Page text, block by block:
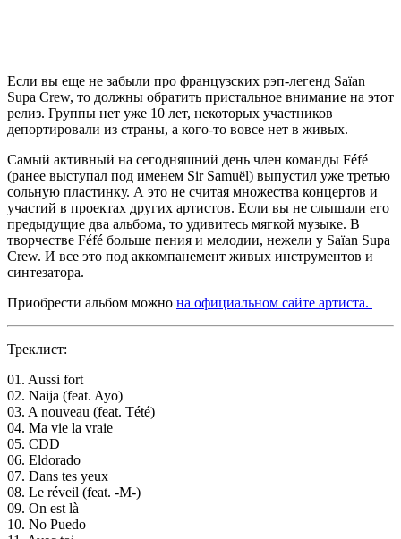
Если вы еще не забыли про французских рэп-легенд Saïan
Supa Crew, то должны обратить пристальное внимание на этот
релиз. Группы нет уже 10 лет, некоторых участников
депортировали из страны, а кого-то вовсе нет в живых.
Самый активный на сегодняшний день член команды Féfé
(ранее выступал под именем Sir Samuël) выпустил уже третью
сольную пластинку. А это не считая множества концертов и
участий в проектах других артистов. Если вы не слышали его
предыдущие два альбома, то удивитесь мягкой музыке. В
творчестве Féfé больше пения и мелодии, нежели у Saïan Supa
Crew. И все это под аккомпанемент живых инструментов и
синтезатора.
Приобрести альбом можно на официальном сайте артиста.
Треклист:
01. Aussi fort
02. Naija (feat. Ayo)
03. A nouveau (feat. Tété)
04. Ma vie la vraie
05. CDD
06. Eldorado
07. Dans tes yeux
08. Le réveil (feat. -M-)
09. On est là
10. No Puedo